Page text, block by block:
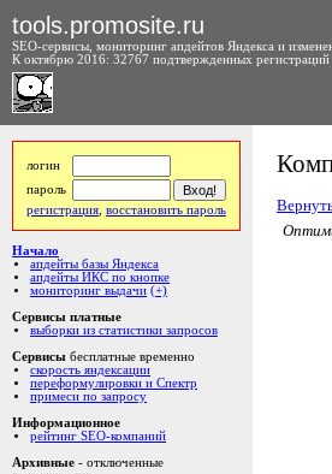
tools.promosite.ru
SEO-сервисы, мониторинг апдейтов Яндекса и
К октябрю 2016: 32767 подтвержденных регистраций
логин
пароль
регистрация восстановить пароль
Начало
апдейты базы Яндекса
апдейты ИКС по кнопке
мониторинг выдачи (+)
Сервисы платные
выборки из статистики запросов
Сервисы бесплатные временно
скорость яндексации
переформулировки и Спектр
примеси по запросу
Информационное
рейтинг SEO-компаний
Архивные - отключенные